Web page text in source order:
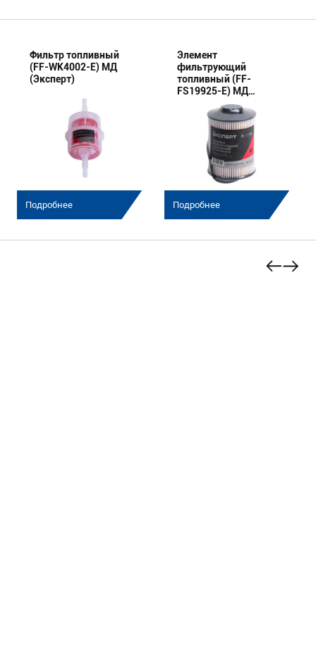
Фильтр топливный
(FF-WK4002-E) МД
(Эксперт)
Подробнее
Элемент
фильтрующий
топливный (FF-
FS19925-E) МД
(Эксперт)
Подробнее